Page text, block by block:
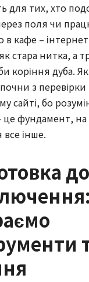
для тих, хто
поля чи
в кафе –
стара нитка, а
коріння дуба.
з
сайті, бо
це фундамент,
все інше.
до